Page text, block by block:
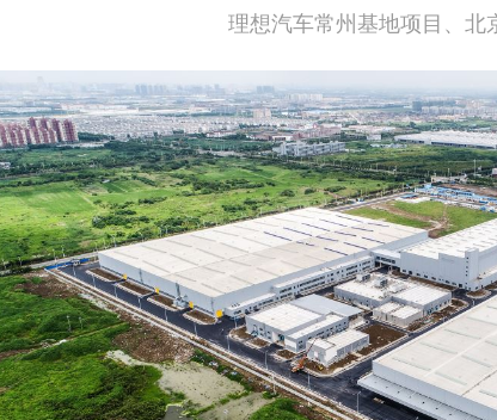
理想汽车常州基地项目、北